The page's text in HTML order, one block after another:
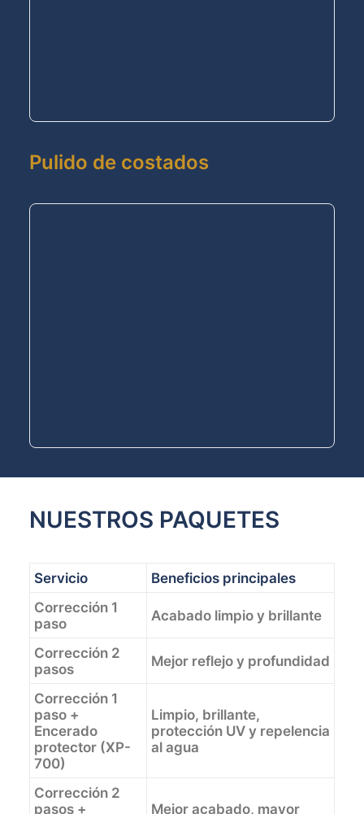
Pulido de costados
NUESTROS PAQUETES
Servicio
Beneficios principales
Corrección 1
paso
Acabado limpio y brillante
Corrección 2
pasos
Mejor reflejo y profundidad
Corrección 1
paso +
Encerado
protector (XP-
700)
Limpio, brillante,
protección UV y repelencia
al agua
Corrección 2
pasos +
Mejor acabado, mayor